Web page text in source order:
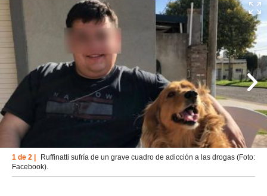
1 de 2 |
Ruffinatti sufría de un grave cuadro de adicción a las drogas (Foto:
Facebook).